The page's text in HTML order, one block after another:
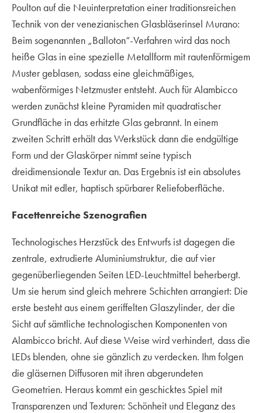
Poulton auf die Neuinterpretation einer traditionsreichen
Technik von der venezianischen Glasbläserinsel Murano:
Beim sogenannten „Balloton“-Verfahren wird das noch
heiße Glas in eine spezielle Metallform mit rautenförmigem
Muster geblasen, sodass eine gleichmäßiges,
wabenförmiges Netzmuster entsteht. Auch fürAlambicco
werden zunächst kleine Pyramiden mit quadratischer
Grundfläche in das erhitzte Glas gebrannt. In einem
zweiten Schritt erhält das Werkstück dann die endgültige
Form und der Glaskörper nimmt seine typisch
dreidimensionale Textur an. Das Ergebnis ist ein absolutes
Unikat mit edler, haptisch spürbarer Reliefoberfläche.
Facettenreiche Szenografien
Technologisches Herzstück des Entwurfs ist dagegen die
zentrale, extrudierte Aluminiumstruktur, die auf vier
gegenüberliegenden Seiten LED-Leuchtmittel beherbergt.
Um sie herum sind gleich mehrere Schichten arrangiert: Die
erste besteht aus einem geriffelten Glaszylinder, der die
Sicht auf sämtliche technologischen Komponenten von
Alambicco bricht. Auf diese Weise wird verhindert, dass die
LEDs blenden, ohne sie gänzlich zu verdecken. Ihm folgen
die gläsernen Diffusoren mit ihren abgerundeten
Geometrien. Heraus kommt ein geschicktes Spiel mit
Transparenzen und Texturen: Schönheit und Eleganz des